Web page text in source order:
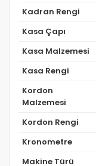
Kadran Rengi
Kasa Çapı
Kasa Malzemesi
Kasa Rengi
Kordon
Malzemesi
Kordon Rengi
Kronometre
Makine Türü